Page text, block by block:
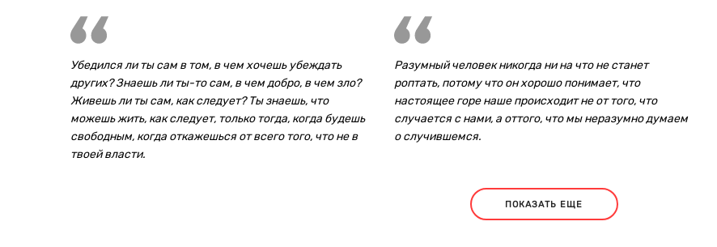
Убедился ли ты сам в том, в чем хочешь убеждать
других? Знаешь ли ты-то сам, в чем добро, в чем зло?
Живешь ли ты сам, как следует? Ты знаешь, что
можешь жить, как следует, только тогда, когда будешь
свободным, когда откажешься от всего того, что не в
твоей власти.
Разумный человек никогда ни на что не станет
роптать, потому что он хорошо понимает, что
настоящее горе наше происходит не от того, что
случается с нами, а оттого, что мы неразумно думаем
о случившемся.
ПОКАЗАТЬ ЕЩЕ